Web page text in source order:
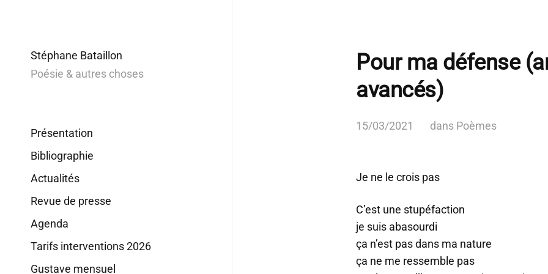
Stéphane Bataillon
Poésie & autres choses
Présentation
Bibliographie
Actualités
Revue de presse
Agenda
Tarifs interventions 2026
Gustave mensuel
Pour ma défense
avancés)
15/03/2021 dans Poèmes
Je ne le crois pas
C’est une stupéfaction
je suis abasourdi
ça n’est pas dans ma nature
ça ne me ressemble pas